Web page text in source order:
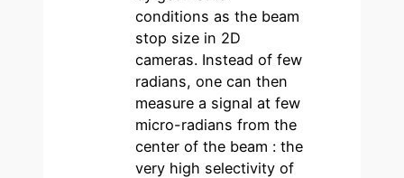
conditions as the beam
stop size in 2D
cameras. Instead of few
radians, one can then
measure a signal at few
micro-radians from the
center of the beam : the
very high selectivity of